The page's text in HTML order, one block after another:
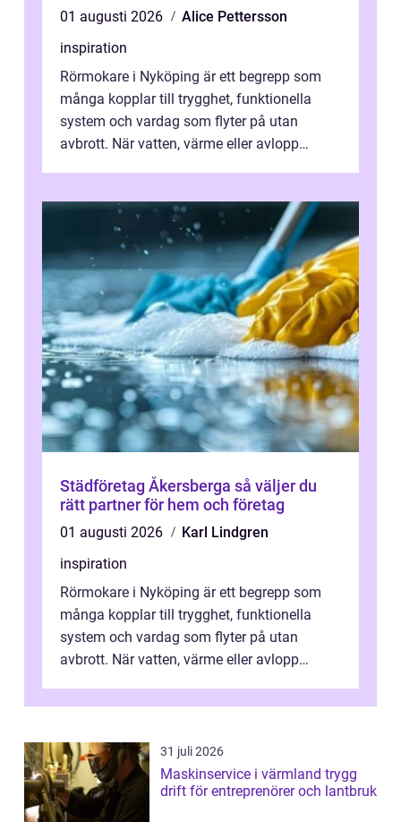
01 augusti 2026
Alice Pettersson
inspiration
Rörmokare i Nyköping är ett begrepp som
många kopplar till trygghet, funktionella
system och vardag som flyter på utan
avbrott. När vatten, värme eller avlopp
Städföretag Åkersberga så väljer du
rätt partner för hem och företag
01 augusti 2026
Karl Lindgren
inspiration
Rörmokare i Nyköping är ett begrepp som
många kopplar till trygghet, funktionella
system och vardag som flyter på utan
avbrott. När vatten, värme eller avlopp
31 juli 2026
Maskinservice i värmland trygg
drift för entreprenörer och lantbruk